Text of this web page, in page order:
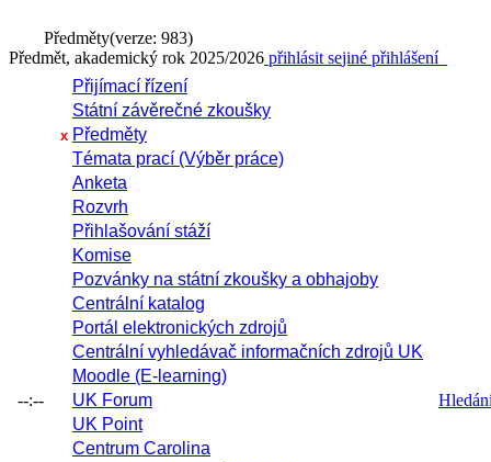
Předměty(verze: 983)
Předmět, akademický rok 2025/2026 přihlásit sejiné přihlášení
--:--
Přijímací řízení
Státní závěrečné zkoušky
x Předměty
Témata prací (Výběr práce)
Anketa
Rozvrh
Přihlašování stáží
Komise
Pozvánky na státní zkoušky a obhajoby
Centrální katalog
Portál elektronických zdrojů
Centrální vyhledávač informačních zdrojů UK
Moodle (E-learning)
UK Forum
UK Point
Centrum Carolina